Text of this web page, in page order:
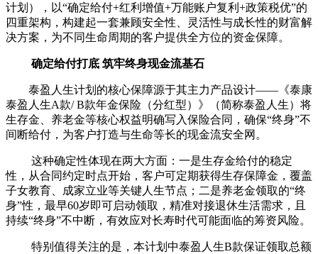
计划），以“确定给付+红利增值+万能账户复利+政策税优”的
四重架构，构建起一套兼顾安全性、灵活性与成长性的财富解
决方案，为不同生命周期的客户提供全方位的资金保障。
确定给付打底 筑牢终身现金流基石
泰盈人生计划的核心保障源于其主力产品设计——《泰康
泰盈人生A款/ B款年金保险（分红型）》（简称泰盈人生）将
生存金、养老金等核心权益明确写入保险合同，确保“终身”不
间断给付，为客户打造与生命等长的现金流安全网。
这种确定性体现在两大方面：一是生存金给付的稳定
性，从合同约定时点开始，客户可定期获得生存保障金，覆盖
子女教育、成家立业等关键人生节点；二是养老金领取的“终
身”性，最早60岁即可启动领取，精准对接退休生活需求，且
持续“终身”不中断，有效应对长寿时代可能面临的筹资风险。
特别值得关注的是，本计划中泰盈人生B款保证领取总额